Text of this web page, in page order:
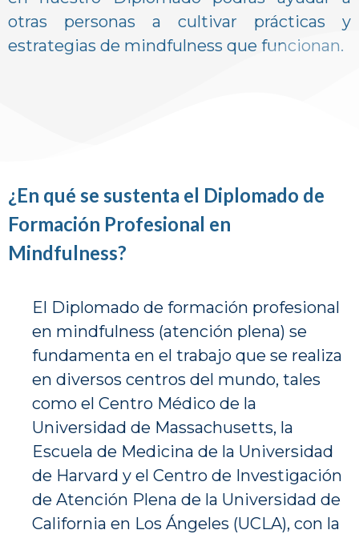
otras personas a cultivar prácticas y
estrategias de mindfulness que funcionan.
¿En qué se sustenta el Diplomado de
Formación Profesional en
Mindfulness?
El Diplomado de formación profesional
en mindfulness (atención plena) se
fundamenta en el trabajo que se realiza
en diversos centros del mundo, tales
como el Centro Médico de la
Universidad de Massachusetts, la
Escuela de Medicina de la Universidad
de Harvard y el Centro de Investigación
de Atención Plena de la Universidad de
California en Los Ángeles (UCLA), con la